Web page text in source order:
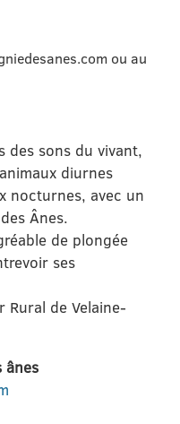
ou au
des sons du vivant,
diurnes
nocturnes, avec un
Ânes.
de plongée
ses
Rural de Velaine-
ânes